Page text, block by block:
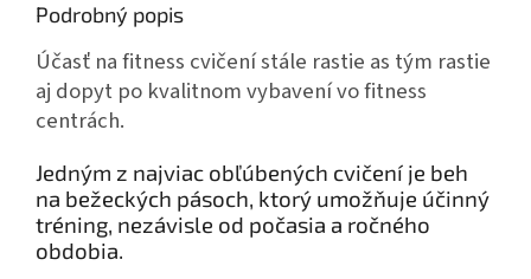
Podrobný popis
Účasť na fitness cvičení stále rastie as tým rastie
aj dopyt po kvalitnom vybavení vo fitness
centrách.
Jedným z najviac obľúbených cvičení je beh
na bežeckých pásoch, ktorý umožňuje účinný
tréning, nezávisle od počasia a ročného
obdobia.